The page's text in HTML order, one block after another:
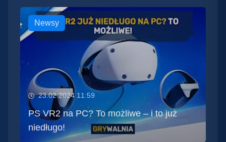
Newsy
23.02.2024 11:59
PS VR2 na PC? To możliwe – i to już
niedługo!